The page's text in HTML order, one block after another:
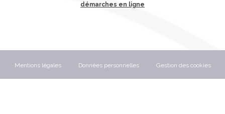
démarches en ligne
Mentions légales Données personnelles Gestion des cookies